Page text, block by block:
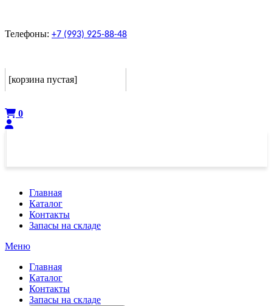
Телефоны: +7 (993) 925-88-48
[корзина пустая]
0
Главная
Каталог
Контакты
Запасы на складе
Меню
Главная
Каталог
Контакты
Запасы на складе